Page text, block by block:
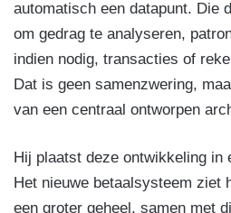
automatisch een datapunt. Die
om gedrag te analyseren,
indien nodig, transacties of
Dat is geen samenzwering,
van een centraal ontworpen
Hij plaatst deze ontwikkeling in
Het nieuwe betaalsysteem ziet
een groter geheel, samen met